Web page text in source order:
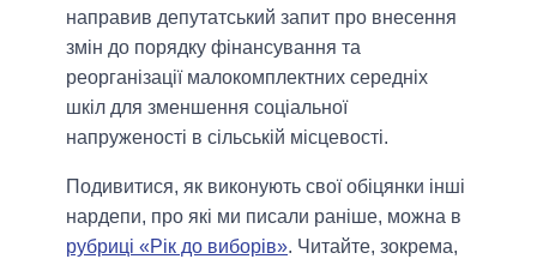
направив депутатський запит про внесення
змін до порядку фінансування та
реорганізації малокомплектних середніх
шкіл для зменшення соціальної
напруженості в сільській місцевості.
Подивитися, як виконують свої обіцянки інші
нардепи, про які ми писали раніше, можна в
рубриці «Рік до виборів». Читайте, зокрема,